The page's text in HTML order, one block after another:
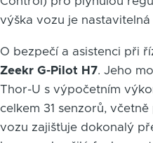
výška vozu je
O bezpečí a asistenci při
Zeekr G-Pilot H7. Jeho
Thor-U s výpočetním
celkem 31 senzorů,
vozu zajišťuje dokonalý